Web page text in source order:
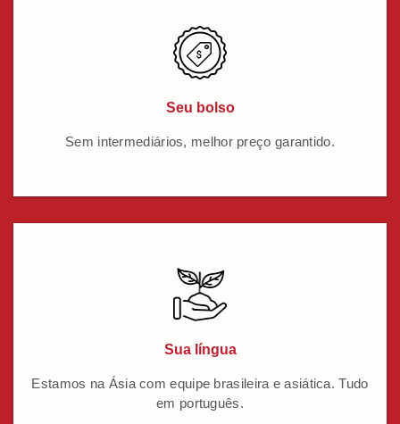
Seu bolso
Sem intermediários, melhor preço garantido.
Sua língua
Estamos na Ásia com equipe brasileira e asiática. Tudo
em português.